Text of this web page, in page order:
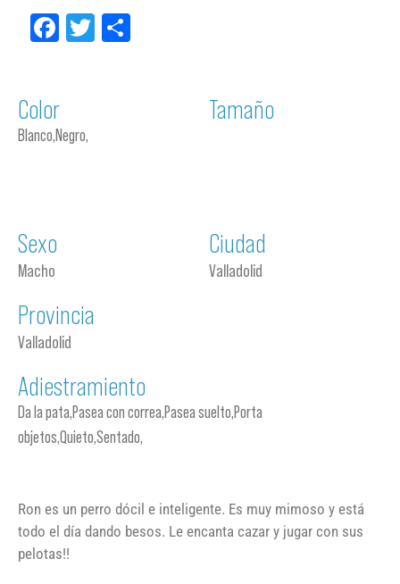
Facebook
Twitter
Color
Blanco,Negro,
Tamaño
Sexo
Macho
Ciudad
Valladolid
Provincia
Valladolid
Adiestramiento
Da la pata,Pasea con correa,Pasea suelto,Porta
objetos,Quieto,Sentado,
Ron es un perro dócil e inteligente. Es muy mimoso y está
todo el día dando besos. Le encanta cazar y jugar con sus
pelotas!!